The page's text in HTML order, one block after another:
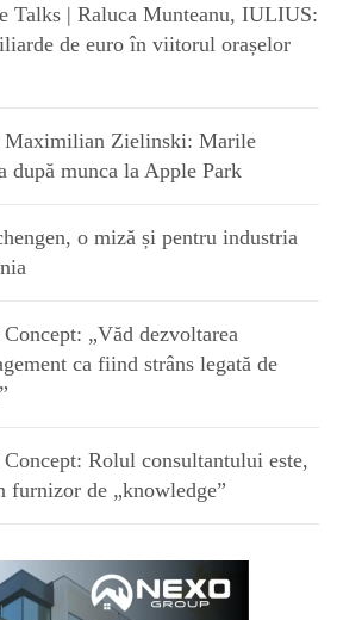
Talks | Raluca Munteanu, IULIUS:
de euro în viitorul orașelor
Zielinski: Marile
după munca la Apple Park
o miză și pentru industria
„Văd dezvoltarea
ca fiind strâns legată de
Rolul consultantului este,
furnizor de „knowledge”